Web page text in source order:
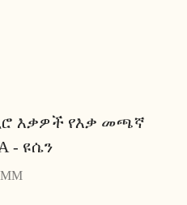
እቃዎች የእቃ መጫኛ
- ዩሴን